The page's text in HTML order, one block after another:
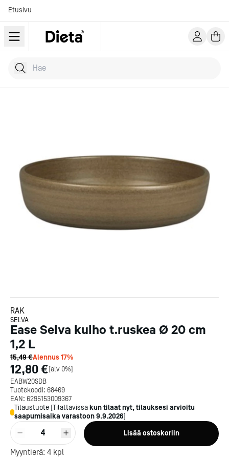
Etusivu
Hae tuotteita
Kirjoita hakusana...
RAK
SELVA
Ease Selva kulho t.ruskea Ø 20 cm
1,2 L
15,49 €Alennus17%
12,80 €[alv 0%]
EABW20SDB
Tuotekoodi: 68469
EAN: 6295153009367
Tilaustuote [Tilattavissa kun tilaat nyt, tilauksesi arvioitu
saapumisaika varastoon9.9.2026]
4 Lisää ostoskoriin
Myyntierä: 4 kpl
Kotipizza on vuonna 1987
perustettu yritys, jolla on yli